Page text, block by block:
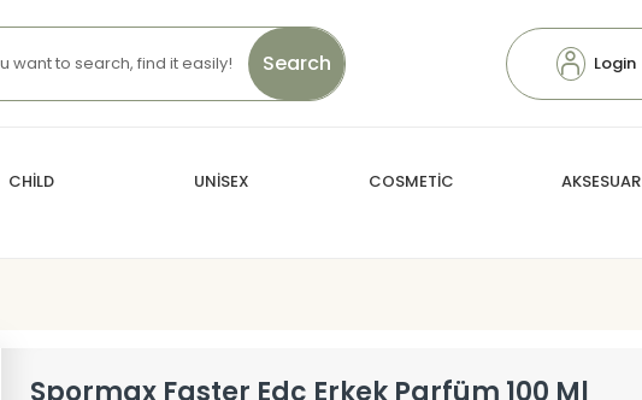
Search Login
CHİLD UNİSEX COSMETİC AKSESUAR
Spormax Faster Edc Erkek Parfüm 100 Ml